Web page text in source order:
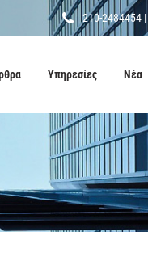
210-2484454 |
Υπηρεσίες Νέα